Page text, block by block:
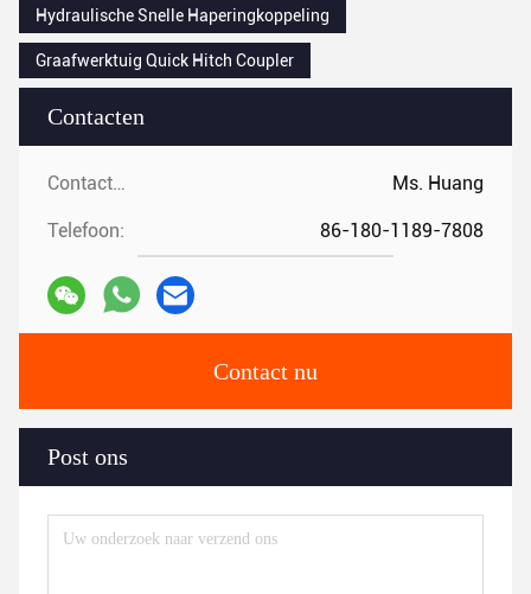
Contacten
Contacten: Ms. Huang
Telefoon: 86-180-1189-7808
Contact nu
Post ons
Hydraulische Snelle Haperingkoppeling
Graafwerktuig Quick Hitch Coupler